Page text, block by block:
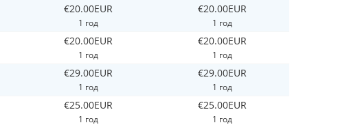
€20.00EUR
1 год
€20.00EUR
1 год
€20.00EUR
1 год
€20.00EUR
1 год
€29.00EUR
1 год
€29.00EUR
1 год
€25.00EUR
1 год
€25.00EUR
1 год